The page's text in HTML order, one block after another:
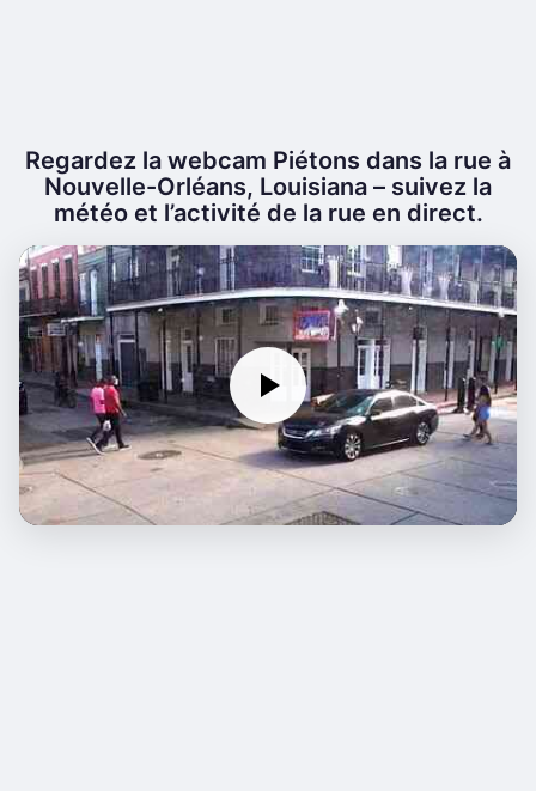
Regardez la webcam Piétons dans la rue à
Nouvelle-Orléans, Louisiana – suivez la
météo et l’activité de la rue en direct.